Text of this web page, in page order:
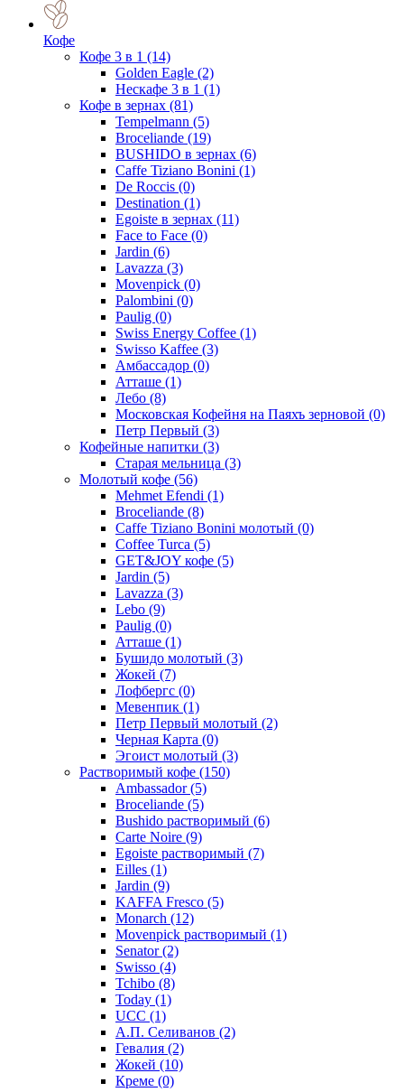
Кофе
Кофе 3 в 1 (14)
Golden Eagle (2)
Нескафе 3 в 1 (1)
Кофе в зернах (81)
Tempelmann (5)
Broceliande (19)
BUSHIDO в зернах (6)
Caffe Tiziano Bonini (1)
De Roccis (0)
Destination (1)
Egoiste в зернах (11)
Face to Face (0)
Jardin (6)
Lavazza (3)
Movenpick (0)
Palombini (0)
Paulig (0)
Swiss Energy Coffee (1)
Swisso Kaffee (3)
Амбассадор (0)
Атташе (1)
Лебо (8)
Московская Кофейня на Паяхъ зерновой (0)
Петр Первый (3)
Кофейные напитки (3)
Старая мельница (3)
Молотый кофе (56)
Mehmet Efendi (1)
Broceliande (8)
Caffe Tiziano Bonini молотый (0)
Coffee Turca (5)
GET&JOY кофе (5)
Jardin (5)
Lavazza (3)
Lebo (9)
Paulig (0)
Атташе (1)
Бушидо молотый (3)
Жокей (7)
Лофбергс (0)
Мевенпик (1)
Петр Первый молотый (2)
Черная Карта (0)
Эгоист молотый (3)
Растворимый кофе (150)
Ambassador(5)
Broceliande (5)
Bushido растворимый (6)
Carte Noire (9)
Egoiste растворимый (7)
Eilles (1)
Jardin (9)
KAFFA Fresco (5)
Monarch (12)
Movenpick растворимый (1)
Senator(2)
Swisso (4)
Tchibo (8)
Today (1)
UCC (1)
А.П. Селиванов (2)
Гевалия (2)
Жокей (10)
Креме (0)